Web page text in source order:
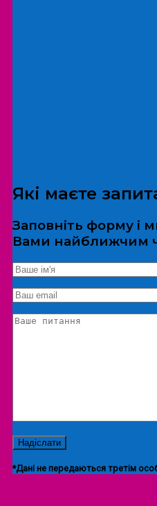
*Дані не
Екскурсія/локація
Які маєте
Заповніть форму і
Вами найближчим
*Дані не передаються третім